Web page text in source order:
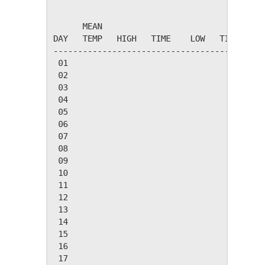
MEAN
DAY   TEMP   HIGH   TIME    LOW   TIME
01
02
03
04
05
06
07
08
09
10
11
12
13
14
15
16
17